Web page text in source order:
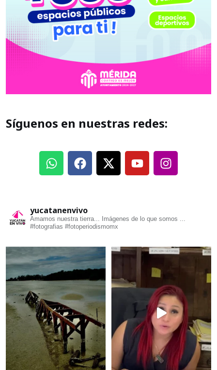
Síguenos en nuestras redes:
yucatanenvivo
Amamos nuestra tierra... Imágenes de lo que somos ...
#fotografias #fotoperiodismomx